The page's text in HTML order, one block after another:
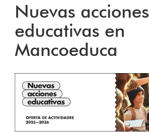
Nuevas acciones
educativas en
Mancoeduca